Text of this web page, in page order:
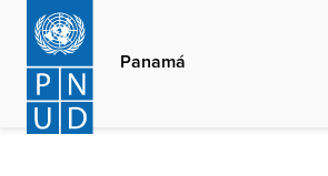
Pasar
contenido
principal
Panamá